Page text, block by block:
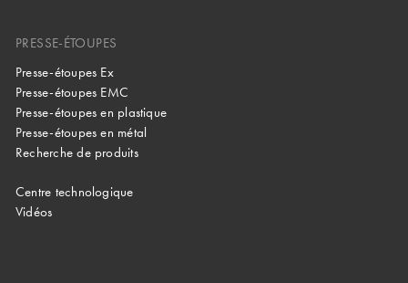
PRESSE-ÉTOUPES
Presse-étoupes Ex
Presse-étoupes EMC
Presse-étoupes en plastique
Presse-étoupes en métal
Recherche de produits
Centre technologique
Vidéos